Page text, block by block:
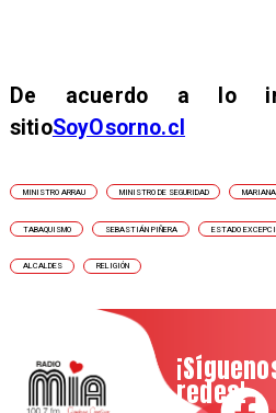
De acuerdo a lo
sitioSoyOsorno.cl
MINISTRO ARRAU MINISTRO DE SEGURIDAD
TABAQUISMO SEBASTIÁN PIÑERA ESTADO
ALCALDES RELIGIÓN
redes!